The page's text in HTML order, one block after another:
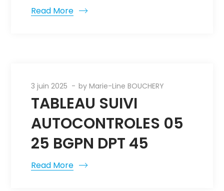
Read More
3 juin 2025 byMarie-Line BOUCHERY
TABLEAU SUIVI
AUTOCONTROLES 05
25 BGPN DPT 45
Read More